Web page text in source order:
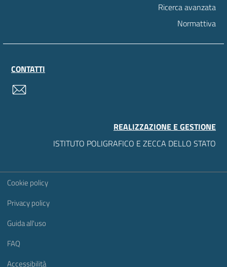
Ricerca avanzata
Normattiva
CONTATTI
REALIZZAZIONE E GESTIONE
ISTITUTO POLIGRAFICO E ZECCA DELLO STATO
Sezione Link Utili
Cookie policy
Privacy policy
Guida all'uso
FAQ
Accessibilità